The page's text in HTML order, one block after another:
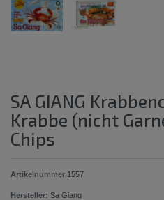
SA GIANG
Krabbe (nicht
Chips
Artikelnummer 1557
Hersteller: Sa Giang